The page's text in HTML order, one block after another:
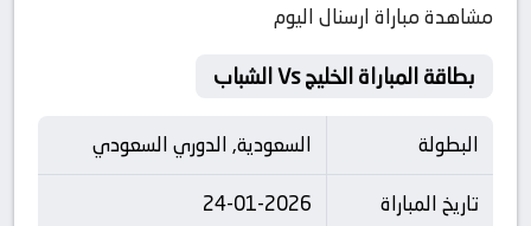
مشاهدة مباراة ارسنال اليوم
بطاقة المباراة الخليج Vs الشباب
البطولة
السعودية, الدوري السعودي
تاريخ المباراة
24-01-2026